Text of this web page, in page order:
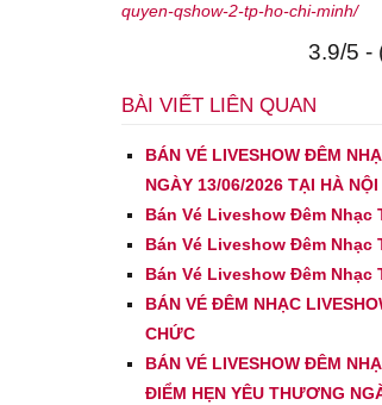
quyen-qshow-2-tp-ho-chi-minh/
3.9/5 -
BÀI VIẾT LIÊN QUAN
BÁN VÉ LIVESHOW ĐÊM
NGÀY 13/06/2026 TẠI HÀ
Bán Vé Liveshow Đêm Nhạc
Bán Vé Liveshow Đêm Nhạc
Bán Vé Liveshow Đêm Nhạc
BÁN VÉ ĐÊM NHẠC
CHỨC
BÁN VÉ LIVESHOW ĐÊM
ĐIỂM HẸN YÊU THƯƠNG